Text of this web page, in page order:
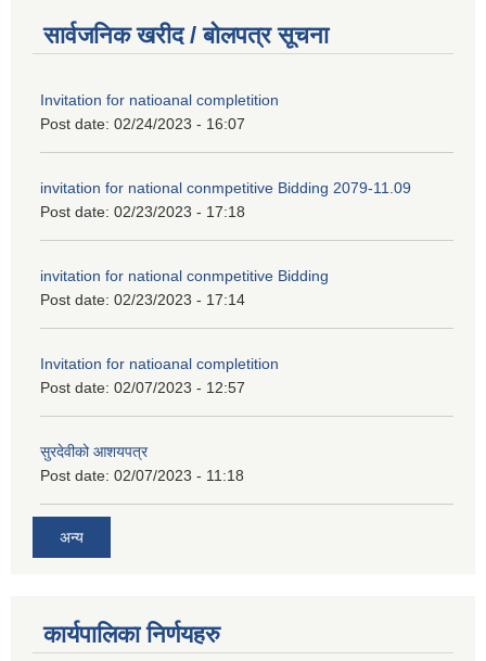
सार्वजनिक खरीद / बोलपत्र सूचना
Invitation for natioanal completition
Post date: 02/24/2023 - 16:07
invitation for national conmpetitive Bidding 2079-11.09
Post date: 02/23/2023 - 17:18
invitation for national conmpetitive Bidding
Post date: 02/23/2023 - 17:14
Invitation for natioanal completition
Post date: 02/07/2023 - 12:57
सुरदेवीको आशयपत्र
Post date: 02/07/2023 - 11:18
अन्य
कार्यपालिका निर्णयहरु